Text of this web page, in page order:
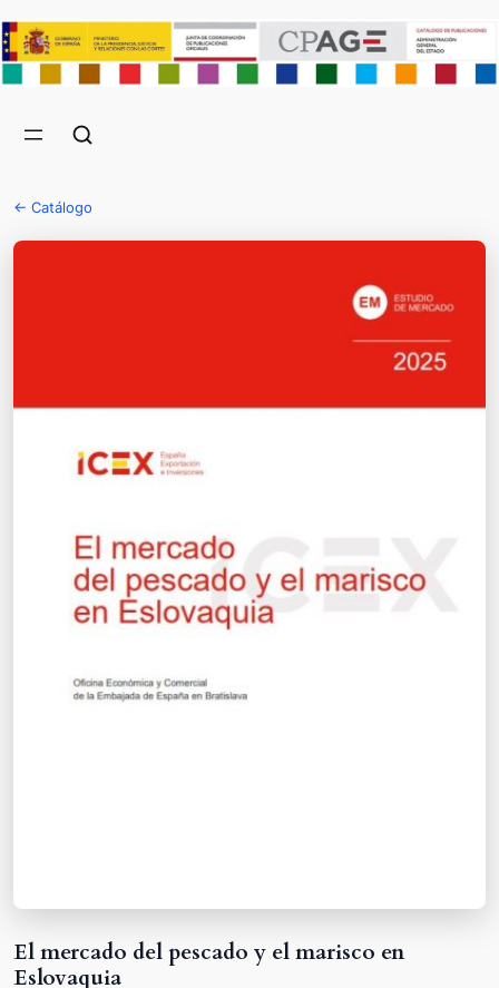
← Catálogo
El mercado del pescado y el marisco en
Eslovaquia